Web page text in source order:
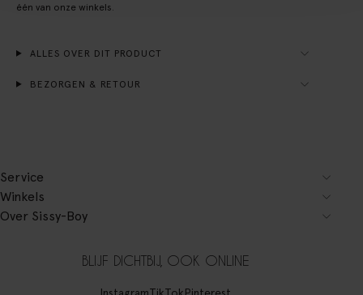
één van onze winkels.
ALLES OVER DIT PRODUCT
BEZORGEN & RETOUR
Service
Winkels
Over Sissy-Boy
BLIJF DICHTBIJ, OOK ONLINE